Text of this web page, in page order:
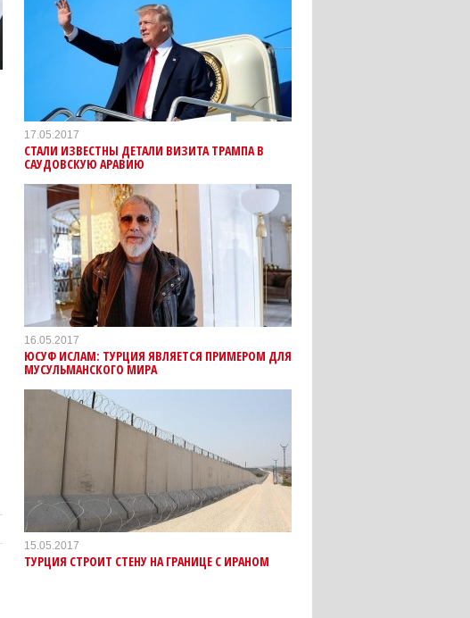
17.05.2017
СТАЛИ ИЗВЕСТНЫ ДЕТАЛИ ВИЗИТА ТРАМПА В
САУДОВСКУЮ АРАВИЮ
16.05.2017
ЮСУФ ИСЛАМ: ТУРЦИЯ ЯВЛЯЕТСЯ ПРИМЕРОМ ДЛЯ
МУСУЛЬМАНСКОГО МИРА
15.05.2017
ТУРЦИЯ СТРОИТ СТЕНУ НА ГРАНИЦЕ С ИРАНОМ